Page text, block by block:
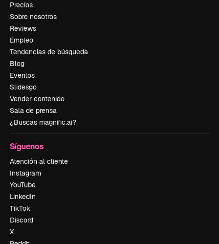
Precios
Sobre nosotros
Reviews
Empleo
Tendencias de búsqueda
Blog
Eventos
Slidesgo
Vender contenido
Sala de prensa
¿Buscas magnific.ai?
Síguenos
Atención al cliente
Instagram
YouTube
LinkedIn
TikTok
Discord
X